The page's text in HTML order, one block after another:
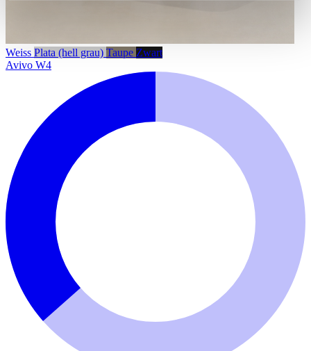
Weiss Plata (hell grau) Taupe Zwart
Avivo W4